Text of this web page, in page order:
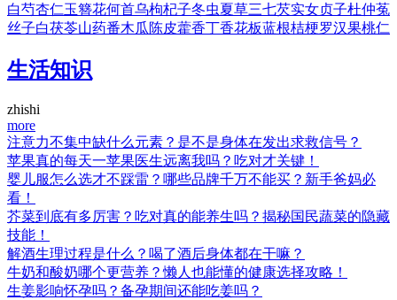
白芍杏仁玉簪花何首乌枸杞子冬虫夏草三七芡实女贞子杜仲菟
丝子白茯苓山药番木瓜 陈皮藿香丁香花板蓝根桔梗罗汉果桃仁
生活知识
zhishi
more
注意力不集中缺什么元素？是不是身体在发出求救信号？
苹果真的每天一苹果医生远离我吗？吃对才关键！
婴儿服怎么选才不踩雷？哪些品牌千万不能买？新手爸妈必
看！
芥菜到底有多厉害？吃对真的能养生吗？揭秘国民蔬菜的隐藏
技能！
解酒生理过程是什么？喝了酒后身体都在干嘛？
牛奶和酸奶哪个更营养？懒人也能懂的健康选择攻略！
生姜影响怀孕吗？备孕期间还能吃姜吗？